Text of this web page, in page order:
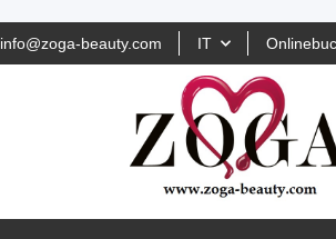
info@zoga-beauty.com IT